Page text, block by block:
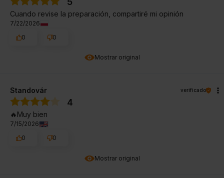
Mostrar original
Cuando revise la preparación, compartiré mi opinión
7/22/2026
0
0
Mostrar original
Standovár verificado
4
🔥Muy bien
7/15/2026
0
0